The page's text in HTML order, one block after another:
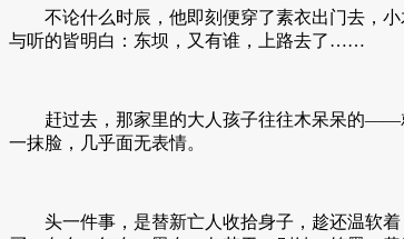
不论什么时辰，他即刻便穿了素衣出门去，小
与听的皆明白：东坝，又有谁，上路去了……
赶过去，那家里的大人孩子往往木呆呆的——就
一抹脸，几乎面无表情。
头一件事，是替新亡人收拾身子，趁还温软着